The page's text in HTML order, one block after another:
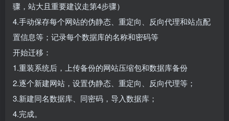
骤，站大且重要建议走第4步骤）
4.手动保存每个网站的伪静态、重定向、反向代理和站点配
置信息等；记录每个数据库的名称和密码等
开始迁移：
1.重装系统后，上传备份的网站压缩包和数据库备份
2.逐个新建网站，设置伪静态、重定向、反向代理等；
3.新建同名数据库、同密码，导入数据库；
4.完成。